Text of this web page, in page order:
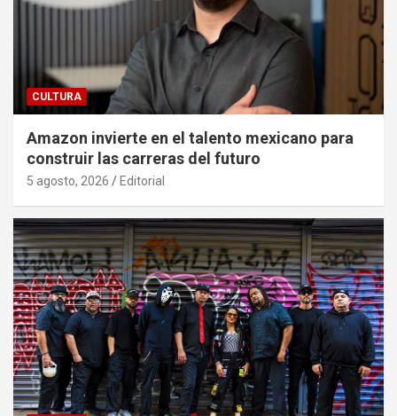
CULTURA
Amazon invierte en el talento mexicano para
construir las carreras del futuro
5 agosto, 2026 Editorial